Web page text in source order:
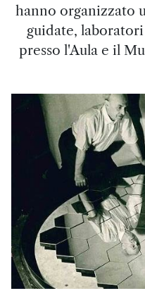
hanno organizzato
guidate,
presso l'Aula e il